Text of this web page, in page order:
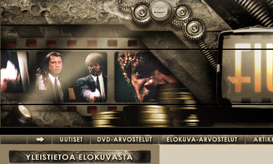
Hyppää pääsisältöön